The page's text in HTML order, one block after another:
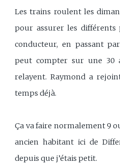
Les trains roulent les
pour assurer les différents
conducteur, en passant
peut compter sur une 30
relayent. Raymond a
temps déjà.
Ça va faire normalement 9
ancien habitant ici de
depuis que j’étais petit.